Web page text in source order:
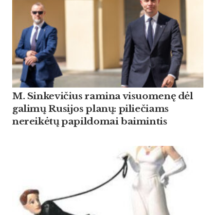
M. Sinkevičius ramina visuomenę dėl
galimų Rusijos planų: piliečiams
nereikėtų papildomai baimintis